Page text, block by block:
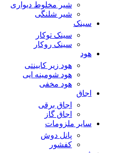
شیر مخلوط دیواری
شیر شلنگی
سینک
سینک توکار
سینک روکار
هود
هود زیر كابینتی
هود شومینه ایی
هود مخفى
اجاق
اجاق برقى
اجاق گاز
سایر ملزومات
پانل دوش
کفشور